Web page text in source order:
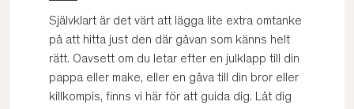
Självklart är det värt att lägga lite extra omtanke
på att hitta just den där gåvan som känns helt
rätt. Oavsett om du letar efter en julklapp till din
pappa eller make, eller en gåva till din bror eller
killkompis, finns vi här för att guida dig. Låt dig